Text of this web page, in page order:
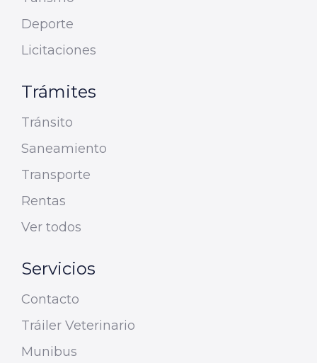
Deporte
Licitaciones
Trámites
Tránsito
Saneamiento
Transporte
Rentas
Ver todos
Servicios
Contacto
Tráiler Veterinario
Munibus